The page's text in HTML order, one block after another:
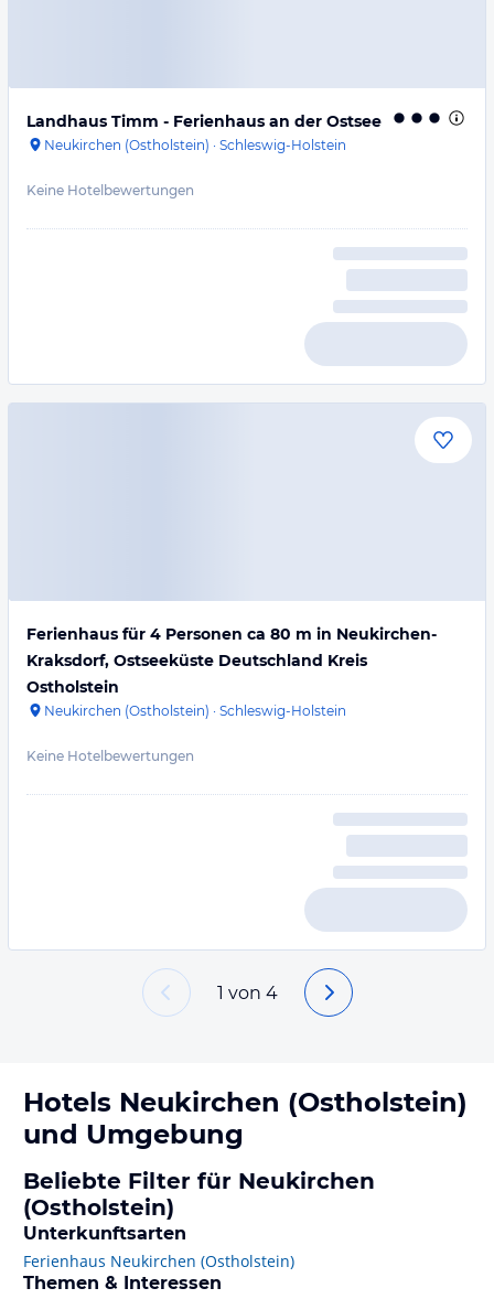
Landhaus Timm - Ferienhaus an der Ostsee
Neukirchen (Ostholstein) · Schleswig-Holstein
Keine Hotelbewertungen
Ferienhaus für 4 Personen ca 80 m in Neukirchen-
Kraksdorf, Ostseeküste Deutschland Kreis
Ostholstein
Neukirchen (Ostholstein) · Schleswig-Holstein
Keine Hotelbewertungen
1 von 4
Hotels Neukirchen (Ostholstein)
und Umgebung
Beliebte Filter für Neukirchen
(Ostholstein)
Unterkunftsarten
Ferienhaus Neukirchen (Ostholstein)
Themen & Interessen